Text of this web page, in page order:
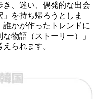
、迷い、偶発的な出会
を持ち帰ろうとしま
かが作ったトレンドに
物語（ストーリー）」
られます。